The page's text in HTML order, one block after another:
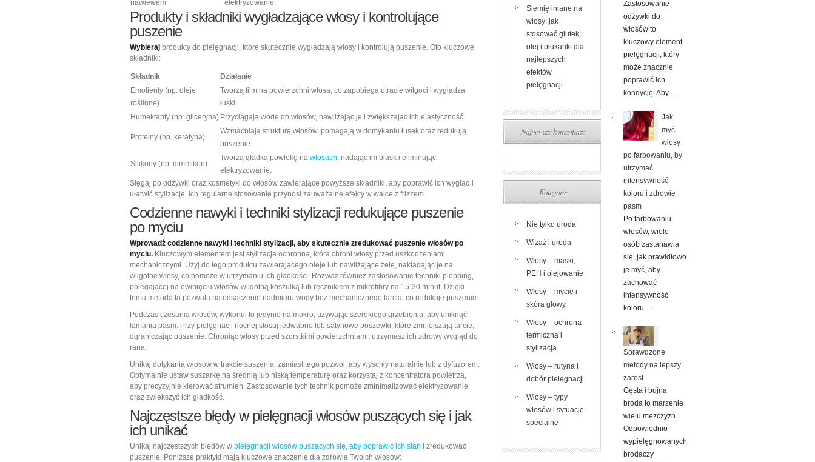
nawiewem
elektryzowanie.
Produkty i składniki wygładzające włosy i kontrolujące
puszenie
Wybieraj produkty do pielęgnacji, które skutecznie wygładzają włosy i kontrolują puszenie. Oto kluczowe
składniki:
Składnik
Działanie
Emolienty (np. oleje
roślinne)
Tworzą film na powierzchni włosa, co zapobiega utracie wilgoci i wygładza
łuski.
Humektanty (np. gliceryna) Przyciągają wodę do włosów, nawilżając je i zwiększając ich elastyczność.
Proteiny (np. keratyna)
Wzmacniają strukturę włosów, pomagają w domykaniu łusek oraz redukują
puszenie.
Silikony (np. dimetikon)
Tworzą gładką powłokę na włosach, nadając im blask i eliminując
elektryzowanie.
Sięgaj po odżywki oraz kosmetyki do włosów zawierające powyższe składniki, aby poprawić ich wygląd i
ułatwić stylizację. Ich regularne stosowanie przynosi zauważalne efekty w walce z frizzem.
Codzienne nawyki i techniki stylizacji redukujące puszenie
po myciu
Wprowadź codzienne nawyki i techniki stylizacji, aby skutecznie zredukować puszenie włosów po
myciu. Kluczowym elementem jest stylizacja ochronna, która chroni włosy przed uszkodzeniami
mechanicznymi. Użyj do tego produktu zawierającego oleje lub nawilżające żele, nakładając je na
wilgotne włosy, co pomoże w utrzymaniu ich gładkości. Rozważ również zastosowanie techniki plopping,
polegającej na owinięciu włosów wilgotną koszulką lub ręcznikiem z mikrofibry na 15-30 minut. Dzięki
temu metoda ta pozwala na odsączenie nadmiaru wody bez mechanicznego tarcia, co redukuje puszenie.
Podczas czesania włosów, wykonuj to jedynie na mokro, używając szerokiego grzebienia, aby uniknąć
łamania pasm. Przy pielęgnacji nocnej stosuj jedwabne lub satynowe poszewki, które zmniejszają tarcie,
ograniczając puszenie. Chroniąc włosy przed szorstkimi powierzchniami, utrzymasz ich zdrowy wygląd do
rana.
Unikaj dotykania włosów w trakcie suszenia; zamiast tego pozwól, aby wyschły naturalnie lub z dyfuzorem.
Optymalnie ustaw suszarkę na średnią lub niską temperaturę oraz korzystaj z koncentratora powietrza,
aby precyzyjnie kierować strumień. Zastosowanie tych technik pomoże zminimalizować elektryzowanie
oraz zwiększyć ich gładkość.
Najczęstsze błędy w pielęgnacji włosów puszących się i jak
ich unikać
Unikaj najczęstszych błędów w pielęgnacji włosów puszących się, aby poprawić ich stan i zredukować
puszenie. Poniższe praktyki mają kluczowe znaczenie dla zdrowia Twoich włosów:
Siemię lniane na
włosy: jak
stosować glutek,
olej i płukanki dla
najlepszych
efektów
pielęgnacji
Najnowsze komentarze
Kategorie
Nie tylko uroda
Wizaż i uroda
Włosy – maski,
PEH i olejowanie
Włosy – mycie i
skóra głowy
Włosy – ochrona
termiczna i
stylizacja
Włosy – rutyna i
dobór pielęgnacji
Włosy – typy
włosów i sytuacje
specjalne
Zastosowanie
odżywki do
włosów to
kluczowy element
pielęgnacji, który
może znacznie
poprawić ich
kondycję. Aby …
Jak
myć
włosy
po farbowaniu, by
utrzymać
intensywność
koloru i zdrowie
pasm
Po farbowaniu
włosów, wiele
osób zastanawia
się, jak prawidłowo
je myć, aby
zachować
intensywność
koloru …
Sprawdzone
metody na lepszy
zarost
Gęsta i bujna
broda to marzenie
wielu mężczyzn.
Odpowiednio
wypielęgnowanych
brodaczy